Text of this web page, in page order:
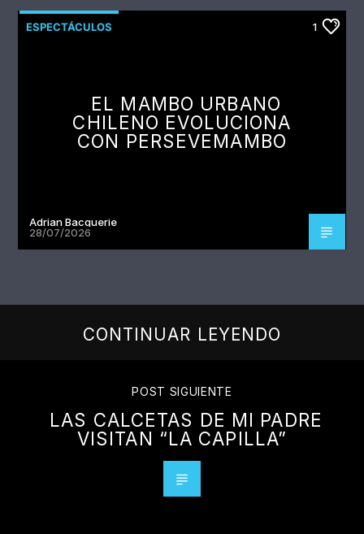
ESPECTÁCULOS 1
EL MAMBO URBANO
CHILENO EVOLUCIONA
CON PERSEVEMAMBO
Adrian Bacquerie
28/07/2026
CONTINUAR LEYENDO
POST SIGUIENTE
LAS CALCETAS DE MI PADRE
VISITAN “LA CAPILLA”